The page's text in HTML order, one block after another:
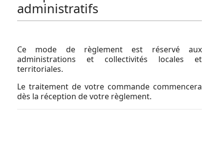
administratifs
Ce mode de règlement est réservé aux
administrations et collectivités locales et
territoriales.
Le traitement de votre commande commencera
dès la réception de votre règlement.